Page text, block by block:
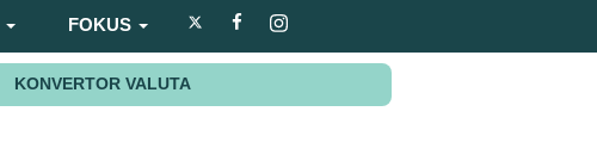
FOKUS
KONVERTOR VALUTA